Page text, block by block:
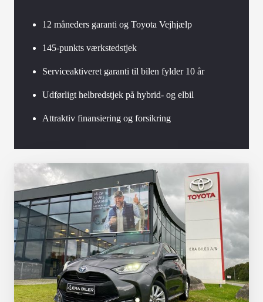
12 måneders garanti og Toyota Vejhjælp
145-punkts værkstedstjek
Serviceaktiveret garanti til bilen fylder 10 år
Udførligt helbredstjek på hybrid- og elbil
Attraktiv finansiering og forsikring